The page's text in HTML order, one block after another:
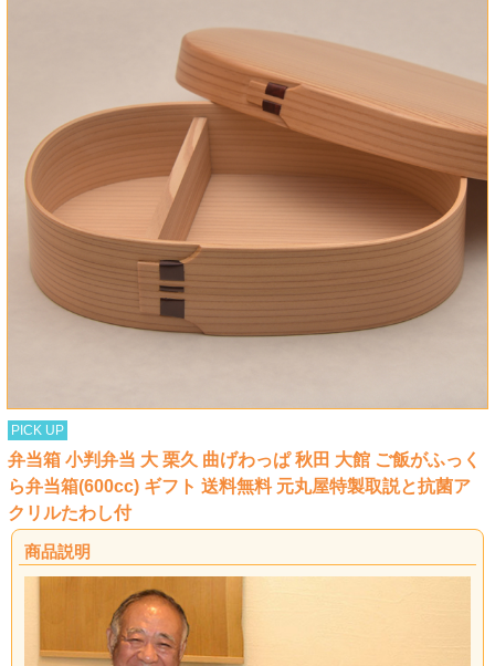
PICK UP
弁当箱 小判弁当 大 栗久 曲げわっぱ 秋田 大館 ご飯がふっく
ら弁当箱(600cc) ギフト 送料無料 元丸屋特製取説と抗菌ア
クリルたわし付
商品説明